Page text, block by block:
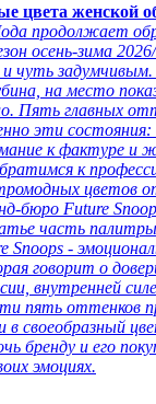
цвета женской
продолжает
осень-зима
чуть
на место
Пять главных
эти состояния:
к фактуре и
к
цветов
бюро Future
часть палитры
Snoops -
говорит о
внутренней
пять оттенков
в своеобразный
бренду и его
эмоциях.